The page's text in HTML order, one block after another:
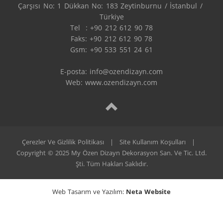
Çarşısı No: 1 Dükkan No: 183 Zeytinburnu / İstanbul /
Türkiye
Tel  : +90 212 612 90 78
Faks: +90 212 612 90 78
Gsm: +90 533 551 24 61
E-posta: info@ozendizayn.com
Web: www.ozendizayn.com
Çerezler Ve Gizlilik Politikası | Site Kullanım Koşulları
|
Copyright © 2025 My Özen Dizayn Dekorasyon San. Ve Tic. Ltd.
Şti. Tüm Hakları Saklıdır.
Web Tasarım ve Yazılım: Neta Website